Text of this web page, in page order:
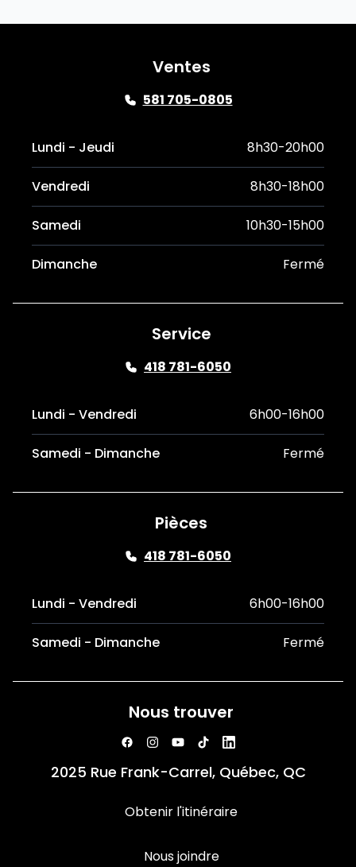
Ventes
581 705-0805
Lundi - Jeudi 8h30-20h00
Vendredi 8h30-18h00
Samedi 10h30-15h00
Dimanche Fermé
Service
418 781-6050
Lundi - Vendredi 6h00-16h00
Samedi - Dimanche Fermé
Pièces
418 781-6050
Lundi - Vendredi 6h00-16h00
Samedi - Dimanche Fermé
Nous trouver
2025 Rue Frank-Carrel, Québec, QC
Obtenir l'itinéraire
Nous joindre